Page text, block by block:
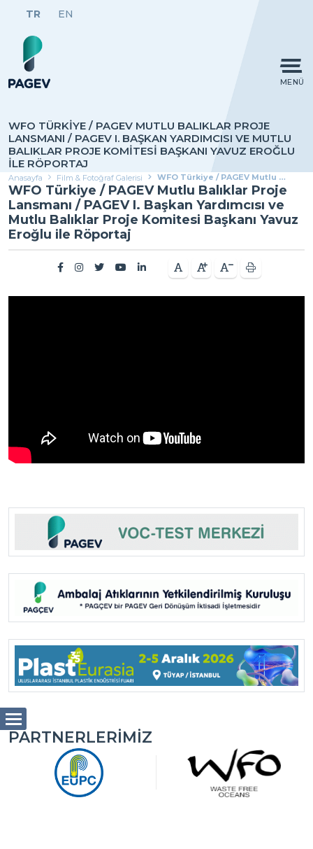
TR EN
MENÜ
WFO TÜRKIYE / PAGEV MUTLU BALIKLAR PROJE
LANSMANI / PAGEV I. BAŞKAN YARDIMCISI VE MUTLU
BALIKLAR PROJE KOMITESI BAŞKANI YAVUZ EROĞLU
ILE RÖPORTAJ
Anasayfa Film & Fotoğraf Galerisi WFO Türkiye / PAGEV Mutlu Balıklar Proje Lansmanı / PAGEV I. Başkan Yardımcısı ve Mutlu Balıklar Proje Komitesi Başkanı Yavuz Eroğlu ile Röportaj
WFO Türkiye / PAGEV Mutlu Balıklar Proje
Lansmanı / PAGEV I. Başkan Yardımcısı ve
Mutlu Balıklar Proje Komitesi Başkanı Yavuz
Eroğlu ile Röportaj
PARTNERLERIMIZ